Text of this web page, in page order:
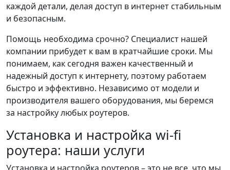
каждой детали, делая доступ в интернет стабильным
и безопасным.
Помощь необходима срочно? Специалист нашей
компании прибудет к вам в кратчайшие сроки. Мы
понимаем, как сегодня важен качественный и
надежный доступ к интернету, поэтому работаем
быстро и эффективно. Независимо от модели и
производителя вашего оборудования, мы беремся
за настройку любых роутеров.
Установка и настройка wi-fi
роутера: наши услуги